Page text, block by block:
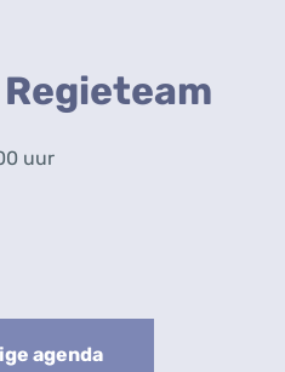
uur
agenda